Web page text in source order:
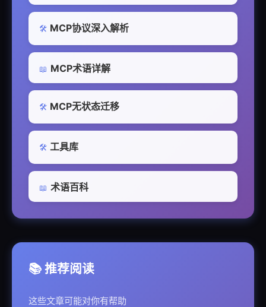
🛠️ MCP协议深入解析
📖 MCP术语详解
🛠️ MCP无状态迁移
🛠️ 工具库
📖 术语百科
📚 推荐阅读
这些文章可能对你有帮助